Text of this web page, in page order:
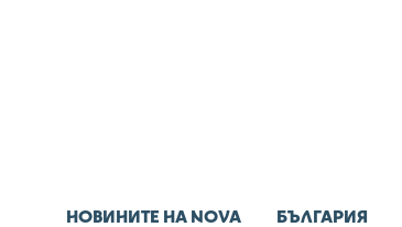
НОВИНИТЕ НА NOVA БЪЛГАРИЯ